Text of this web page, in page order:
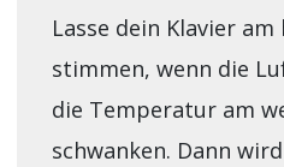
Lasse dein Klavier
stimmen, wenn die
die Temperatur am
schwanken. Dann